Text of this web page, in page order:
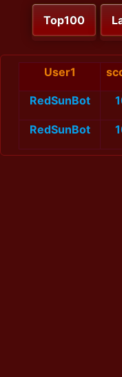
Top100
User1
RedSunBot
RedSunBot